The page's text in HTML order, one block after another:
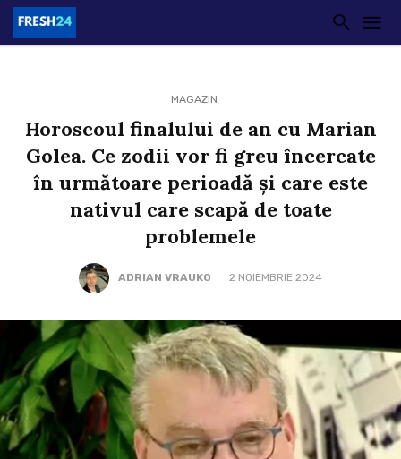
MAGAZIN
Horoscoul finalului de an cu Marian
Golea. Ce zodii vor fi greu încercate
în următoare perioadă și care este
nativul care scapă de toate
problemele
ADRIAN VRAUKO 2 NOIEMBRIE 2024